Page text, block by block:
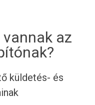
az
küldetés- és